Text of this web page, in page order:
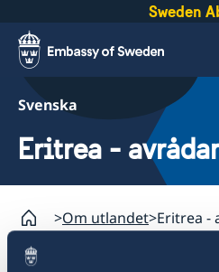
Sweden
Svenska
Eritrea -
Om utlandet Eritrea -